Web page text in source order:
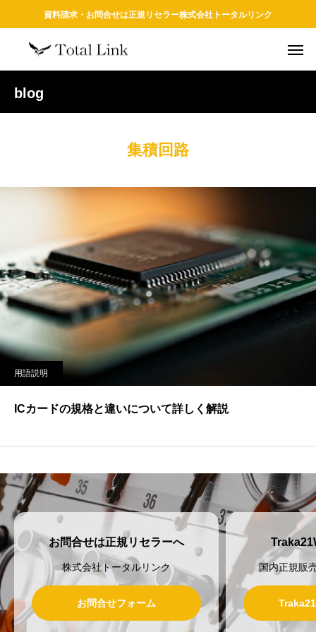
資料請求・お問合せは正規リセラー株式会社トータルリンク
blog
集積回路
用語説明
ICカードの規格と違いについて詳しく解説
お問合せは正規リセラーへ
株式会社トータルリンク
お問合せフォーム
国内正規販